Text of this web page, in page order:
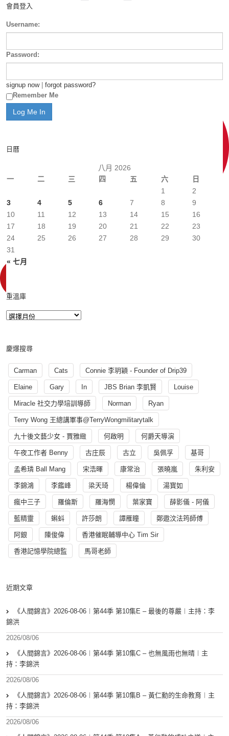
會員登入
Username:
Password:
signup now| forgot password?
Remember Me
日曆
八月 2026
一
二 三 四 五 六 日
« 七月
1
2
3
4 5 6 7 8
9
10
11 12 13 14 15
16
17
18 19 20 21 22
23
24
25 26 27 28 29
30
31
重溫庫
慶爆搜尋
Carman Cats Connie 李玥穎 - Founder of Drip39
Elaine Gary In JBS Brian 李凱賢 Louise
Miracle 社交力學培訓導師 Norman Ryan
Terry Wong 王總講軍事@TerryWongmilitarytalk
九十後文藝少女 - 賈雅緻 何啟明 何爵天導演
午夜工作者 Benny 古庄辰 古立 吳佩孚 基哥
孟希璘 Ball Mang 宋浩暉 康常治 張曉嵐 朱利安
李錦鴻 李鑑峰 梁天琦 楊偉倫 湯寳如
瘋中三子 羅倫斯 羅海憫 葉家寶 薛影儀 - 阿儀
藍精靈 蝌蚪 許莎朗 譚雁瞳 鄭遨汶法筠師傅
阿銀 陳俊偉 香港催眠輔導中心 Tim Sir
香港記憶學院總監 馬哥老師
近期文章
《人間錦言》2026-08-06︱第44季 第10集E – 最後的尊嚴︱主持：李
錦洪
2026/08/06
《人間錦言》2026-08-06︱第44季 第10集C – 也無風雨也無晴︱主
持：李錦洪
2026/08/06
《人間錦言》2026-08-06︱第44季 第10集B – 黃仁勳的生命教育︱主
持：李錦洪
2026/08/06